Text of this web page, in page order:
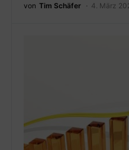
von Tim Schäfer 4. März